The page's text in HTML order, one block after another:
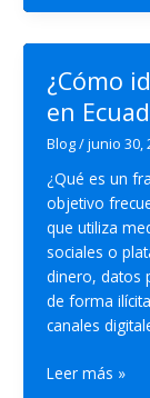
por
Ecuador?
guía
legal
completa
¿Cómo
en
Blog/junio 30,
¿Qué es un
objetivo
que utiliza
sociales o
dinero, datos
de forma
canales
¿Cómo
Leer más »